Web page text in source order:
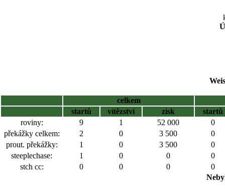
celkem
startů
vítězství zisk
startů
roviny:
9 1 52 000
0
překážky celkem:
2 0 3 500
0
prout. překážky:
1 0 3 500
0
steeplechase:
1 0 0
0
stch cc:
0 0 0
0